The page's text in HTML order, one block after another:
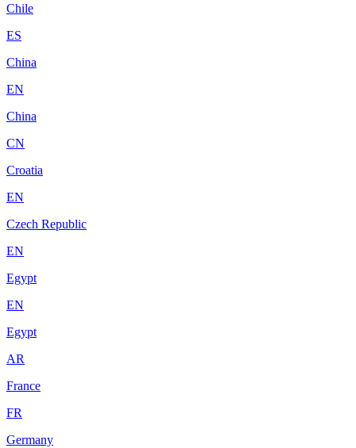
Chile
ES
China
EN
China
CN
Croatia
EN
Czech Republic
EN
Egypt
EN
Egypt
AR
France
FR
Germany